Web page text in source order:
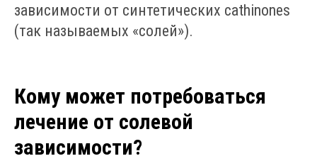
зависимости от синтетических cathinones
(так называемых «солей»).
Кому может потребоваться
лечение от солевой
зависимости?